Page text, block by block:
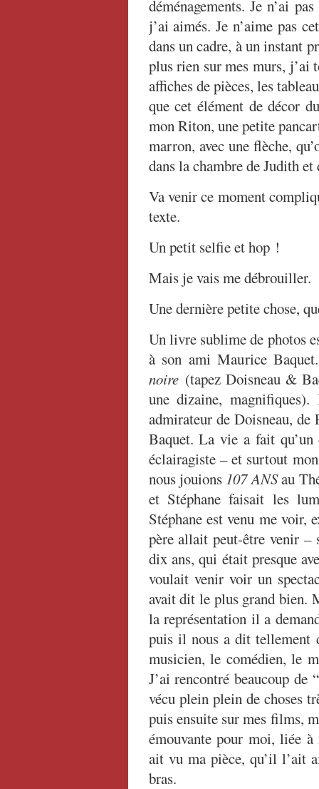
déménagements. Je n’ai
j’ai aimés. Je n’aime pas
dans un cadre, à un instant
plus rien sur mes murs, j’ai
affiches de pièces, les
que cet élément de décor
mon Riton, une petite
marron, avec une flèche,
dans la chambre de Judith
Va venir ce moment
texte.
Un petit selfie et hop !
Mais je vais me débrouiller.
Une dernière petite chose,
Un livre sublime de photos
à son ami Maurice
noire(tapez Doisneau &
une dizaine,
admirateur de Doisneau,
Baquet. La vie a fait qu’un
éclairagiste – et surtout
nous jouions 107 ANSau
et Stéphane faisait les
Stéphane est venu me voir,
père allait peut-être venir –
dix ans, qui était presque
voulait venir voir un
avait dit le plus grand bien.
la représentation il a
puis il nous a dit tellement
musicien, le comédien, le
J’ai rencontré beaucoup de
vécu plein plein de choses
puis ensuite sur mes films,
émouvante pour moi, liée
ait vu ma pièce, qu’il l’ait
bras.